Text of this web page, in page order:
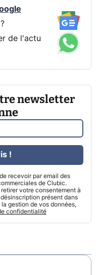
de l'actu
newsletter
recevoir par email des
de Clubic.
votre consentement à
présent dans
gestion de vos données,
confidentialité
!